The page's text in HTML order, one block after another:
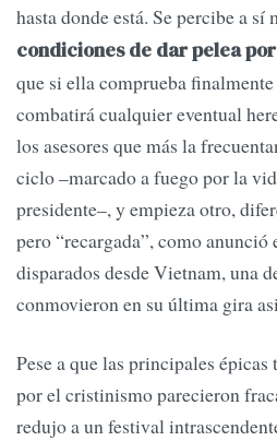
hasta donde está. Se percibe a sí
condiciones de dar pelea por
que si ella comprueba finalmente
combatirá cualquier eventual
los asesores que más la
ciclo –marcado a fuego por la
presidente–, y empieza otro,
pero “recargada”, como
disparados desde Vietnam, una
conmovieron en su última gira
Pese a que las principales
por el cristinismo parecieron
redujo a un festival